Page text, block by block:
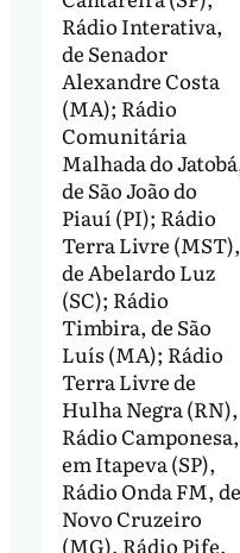
Rádio Interativa,
de Senador
Alexandre Costa
(MA); Rádio
Comunitária
Malhada do
de São João do
Piauí (PI); Rádio
Terra Livre (MST),
de Abelardo Luz
(SC); Rádio
Timbira, de São
Luís (MA); Rádio
Terra Livre de
Hulha Negra (RN),
Rádio Camponesa,
em Itapeva (SP),
Rádio Onda FM, de
Novo Cruzeiro
(MG), Rádio Pife,